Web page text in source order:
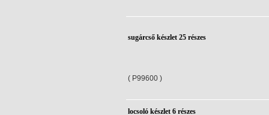
sugárcső készlet 25 részes
( P99600 )
locsoló készlet 6 részes